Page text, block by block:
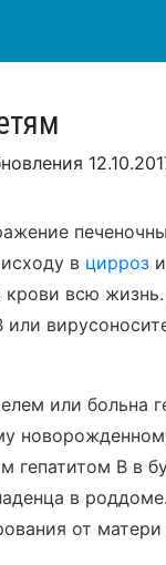
в цирроз
крови всю
или больна
гепатитом В в
в
от матери